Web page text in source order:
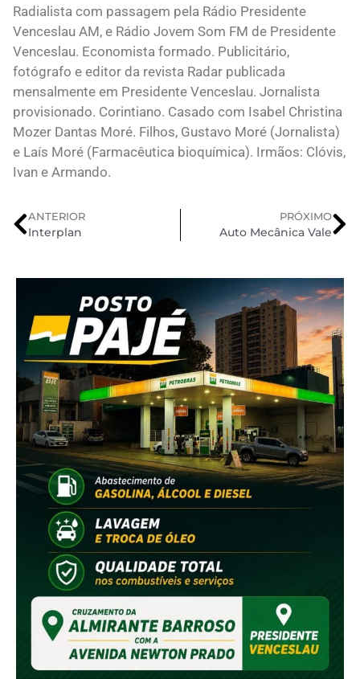
Radialista com passagem pela Rádio Presidente
Venceslau AM, e Rádio Jovem Som FM de Presidente
Venceslau. Economista formado. Publicitário,
fotógrafo e editor da revista Radar publicada
mensalmente em Presidente Venceslau. Jornalista
provisionado. Corintiano. Casado com Isabel Christina
Mozer Dantas Moré. Filhos, Gustavo Moré (Jornalista)
e Laís Moré (Farmacêutica bioquímica). Irmãos: Clóvis,
Ivan e Armando.
ANTERIOR
Interplan
PRÓXIMO
Auto Mecânica Vale